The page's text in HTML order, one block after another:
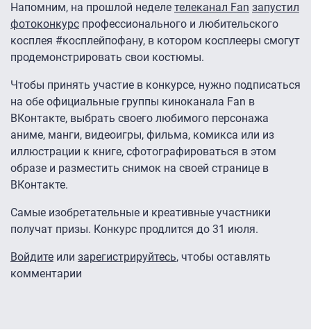
Напомним, на прошлой неделе телеканал Fan запустил
фотоконкурс профессионального и любительского
косплея #косплейпофану, в котором косплееры смогут
продемонстрировать свои костюмы.
Чтобы принять участие в конкурсе, нужно подписаться
на обе официальные группы киноканала Fan в
ВКонтакте, выбрать своего любимого персонажа
аниме, манги, видеоигры, фильма, комикса или из
иллюстрации к книге, сфотографироваться в этом
образе и разместить снимок на своей странице в
ВКонтакте.
Самые изобретательные и креативные участники
получат призы. Конкурс продлится до 31 июля.
Войдите или зарегистрируйтесь, чтобы оставлять
комментарии